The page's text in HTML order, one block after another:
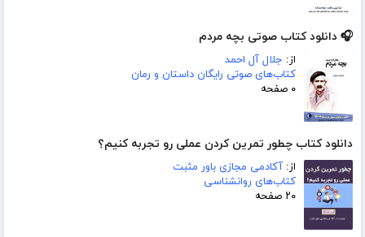
🎧 دانلود کتاب صوتی بچه مردم
از: جلال آل احمد
کتاب‌های صوتی رایگان داستان و رمان
۰ صفحه
دانلود کتاب چطور تمرین کردن عملی رو تجربه کنیم؟
از: آکادمی مجازی باور مثبت
کتاب‌های روانشناسی
۲۰ صفحه